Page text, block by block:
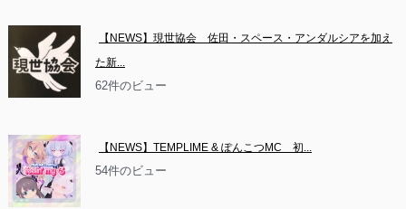
【NEWS】現世協会　佐田・スペース・アンダルシアを加え
た新...
62件のビュー
【NEWS】TEMPLIME & ぽんこつMC　初...
54件のビュー